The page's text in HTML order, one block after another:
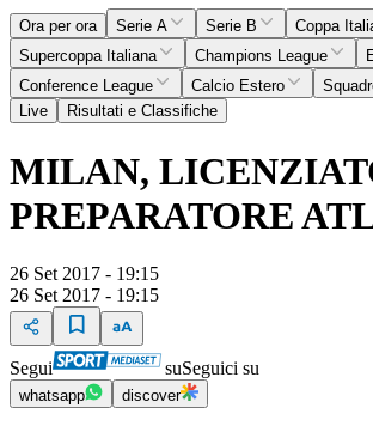
Ora per ora Serie A Serie B
Coppa
Supercoppa Italiana
Champions League
Conference League
Calcio Estero
Live
Risultati e Classifiche
MILAN,
PREPARATORE
26 Set 2017 - 19:15
26 Set 2017 - 19:15
Segui suSeguici su
whatsapp discover